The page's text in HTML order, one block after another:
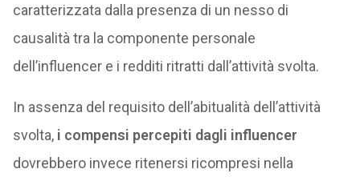
caratterizzata dalla presenza di un nesso di
causalità tra la componente personale
dell’influencer e i redditi ritratti dall’attività svolta.
In assenza del requisito dell’abitualità dell’attività
svolta, i compensi percepiti dagli influencer
dovrebbero invece ritenersi ricompresi nella